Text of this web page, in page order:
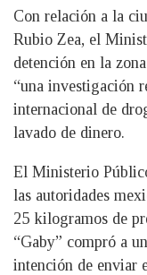
Con relación a la
Rubio Zea, el
detención en la
“una investigación
internacional de
lavado de dinero.
El Ministerio
las autoridades
25 kilogramos de
“Gaby” compró a
intención de enviar